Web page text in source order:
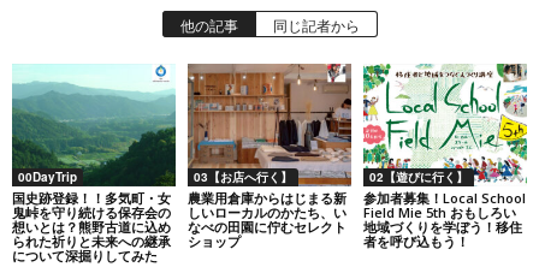
他の記事 同じ記者から
00DayTrip
国史跡登録！！多気町・女
鬼峠を守り続ける保存会の
想いとは？熊野古道に込め
られた祈りと未来への継承
について深掘りしてみた
03【お店へ行く】
農業用倉庫からはじまる新
しいローカルのかたち、い
なべの田園に佇むセレクト
ショップ
02【遊びに行く】
参加者募集！Local School
Field Mie 5th おもしろい
地域づくりを学ぼう！移住
者を呼び込もう！